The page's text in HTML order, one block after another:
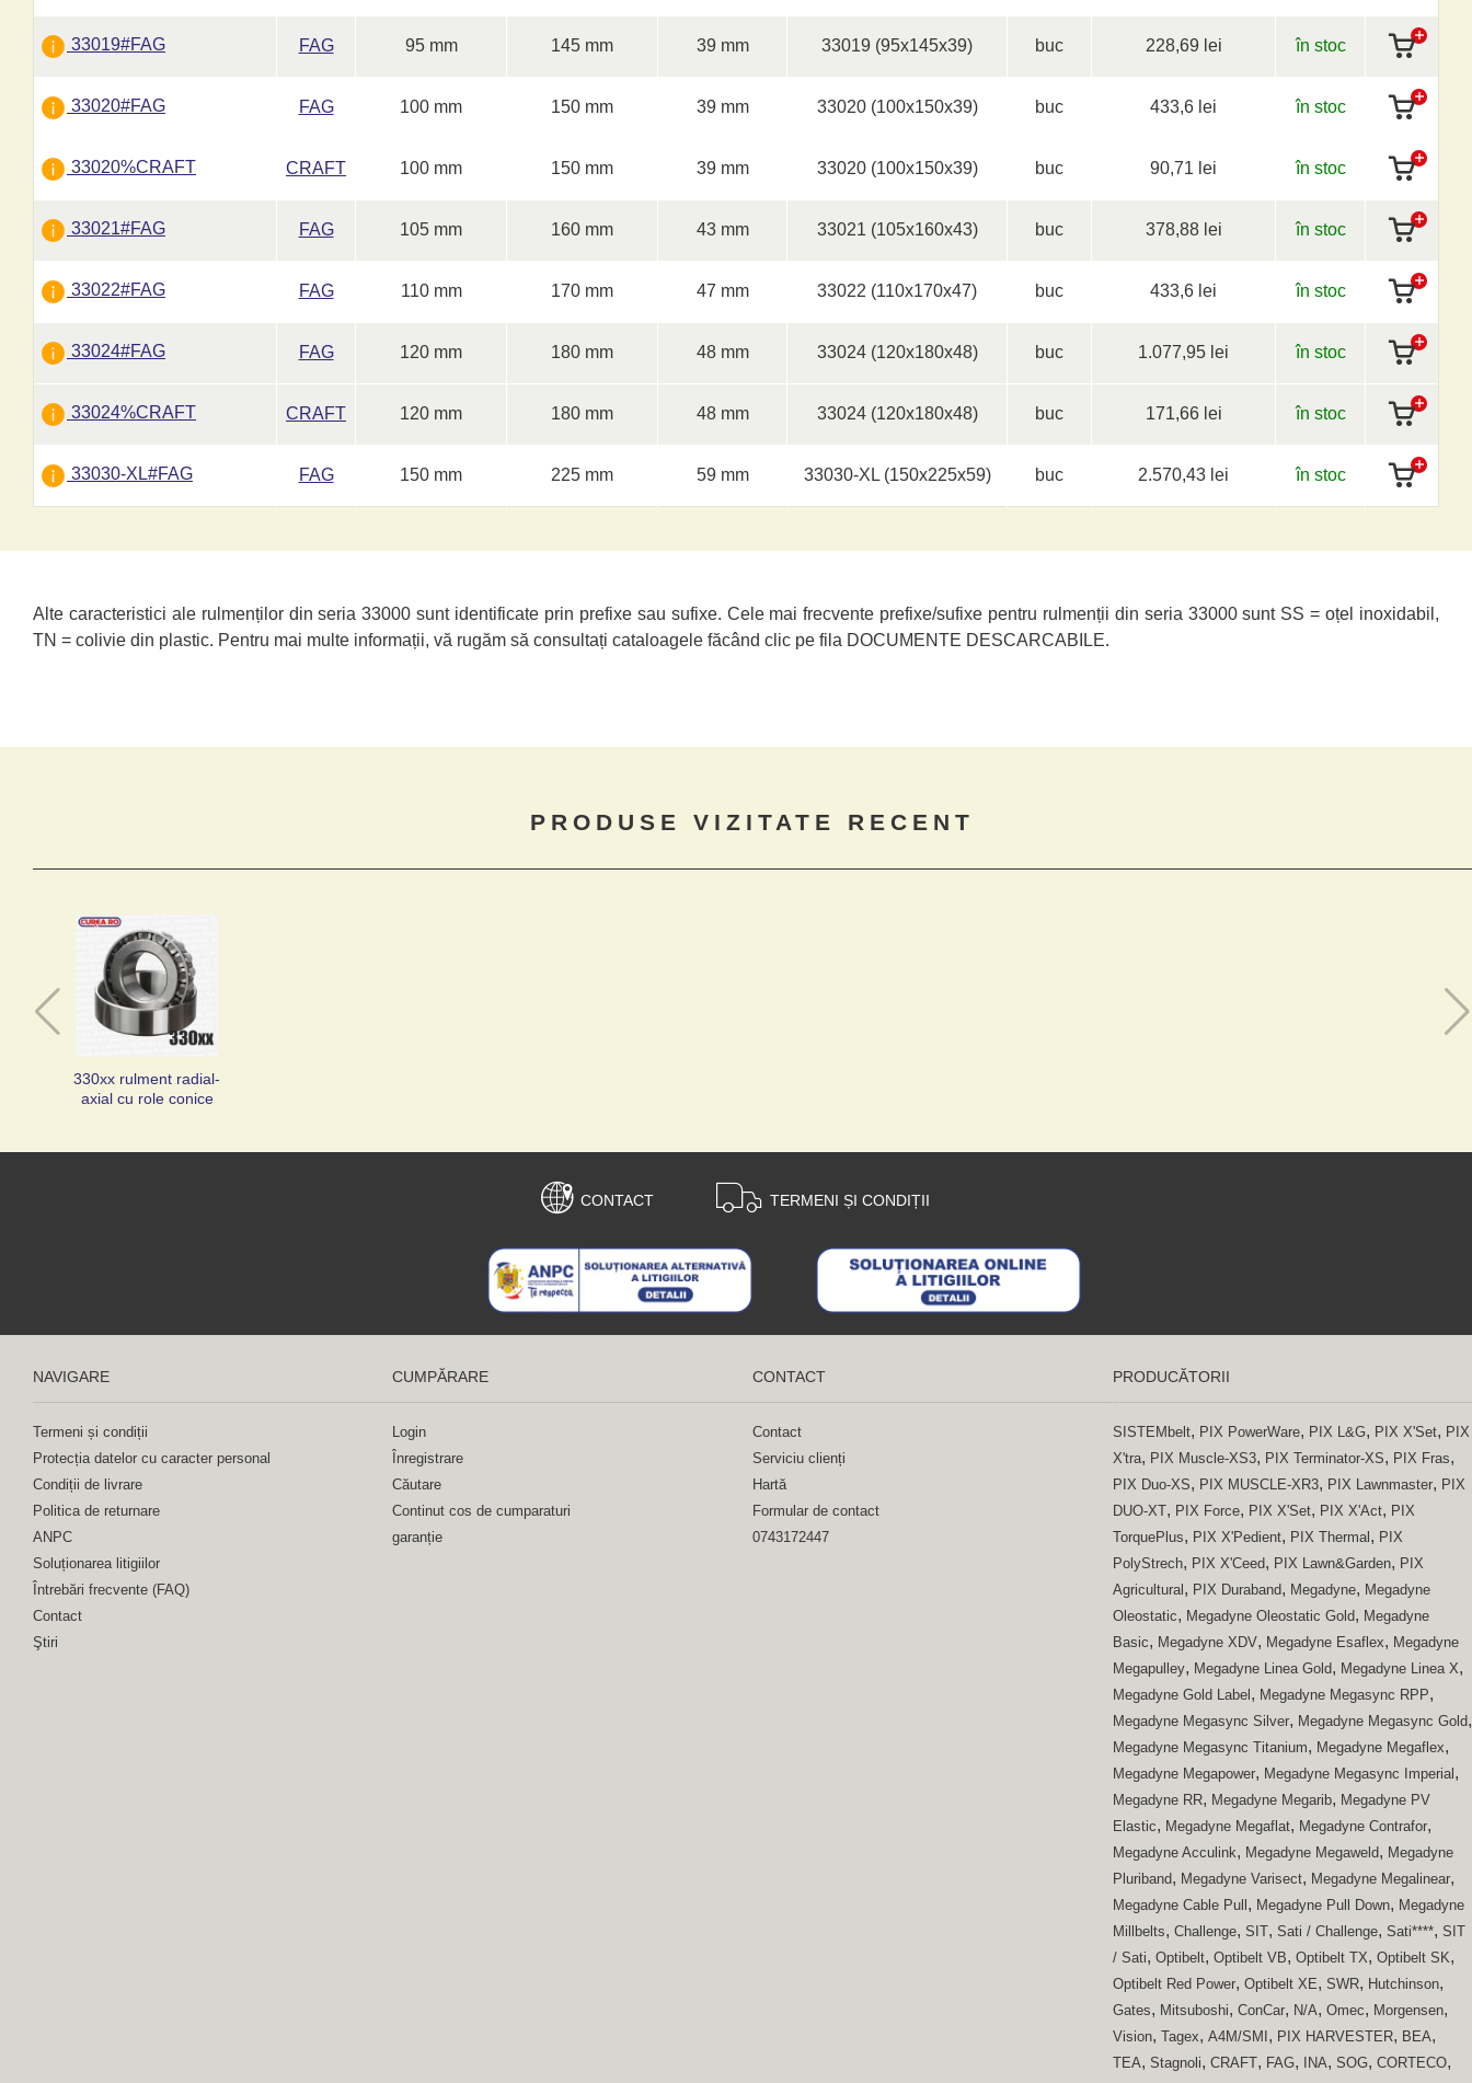
33019#FAG FAG 95 mm 145 mm 39 mm 33019 (95x145x39) buc 228,69 lei în stoc
33020#FAG FAG 100 mm 150 mm 39 mm 33020 (100x150x39) buc 433,6 lei în stoc
33020%CRAFT CRAFT 100 mm 150 mm 39 mm 33020 (100x150x39) buc 90,71 lei în stoc
33021#FAG FAG 105 mm 160 mm 43 mm 33021 (105x160x43) buc 378,88 lei în stoc
33022#FAG FAG 110 mm 170 mm 47 mm 33022 (110x170x47) buc 433,6 lei în stoc
33024#FAG FAG 120 mm 180 mm 48 mm 33024 (120x180x48) buc 1.077,95 lei în stoc
33024%CRAFT CRAFT 120 mm 180 mm 48 mm 33024 (120x180x48) buc 171,66 lei în stoc
33030-XL#FAG FAG 150 mm 225 mm 59 mm 33030-XL (150x225x59) buc 2.570,43 lei în stoc
Alte caracteristici ale rulmenților din seria 33000 sunt identificate prin prefixe sau sufixe. Cele mai frecvente prefixe/sufixe pentru rulmenții din seria 33000 sunt SS = oțel inoxidabil,
TN = colivie din plastic. Pentru mai multe informații, vă rugăm să consultați cataloagele făcând clic pe fila DOCUMENTE DESCARCABILE.
PRODUSE VIZITATE RECENT
330xx rulment radial-
axial cu role conice
CONTACT TERMENI ȘI CONDIȚII
NAVIGARE
Termeni și condiții
Protecția datelor cu caracter personal
Condiții de livrare
Politica de returnare
ANPC
Soluționarea litigiilor
Întrebări frecvente (FAQ)
Contact
Ştiri
CUMPĂRARE
Login
Înregistrare
Căutare
Continut cos de cumparaturi
garanție
CONTACT
Contact
Serviciu clienți
Hartă
Formular de contact
0743172447
PRODUCĂTORII
SISTEMbelt, PIX PowerWare, PIX L&G, PIX X'Set, PIX
X'tra, PIX Muscle-XS3, PIX Terminator-XS, PIX Fras,
PIX Duo-XS, PIX MUSCLE-XR3, PIX Lawnmaster, PIX
DUO-XT, PIX Force, PIX X'Set, PIX X'Act, PIX
TorquePlus, PIX X'Pedient, PIX Thermal , PIX
PolyStrech, PIX X'Ceed, PIX Lawn&Garden, PIX
Agricultural , PIX Duraband, Megadyne, Megadyne
Oleostatic, Megadyne Oleostatic Gold, Megadyne
Basic, Megadyne XDV, Megadyne Esaflex, Megadyne
Megapulley, Megadyne Linea Gold, Megadyne Linea X,
Megadyne Gold Label , Megadyne Megasync RPP,
Megadyne Megasync Silver, Megadyne Megasync Gold,
Megadyne Megasync Titanium, Megadyne Megaflex,
Megadyne Megapower, Megadyne Megasync Imperial ,
Megadyne RR, Megadyne Megarib, Megadyne PV
Elastic, Megadyne Megaflat, Megadyne Contrafor,
Megadyne Acculink, Megadyne Megaweld, Megadyne
Pluriband, Megadyne Varisect, Megadyne Megalinear,
Megadyne Cable Pull , Megadyne Pull Down, Megadyne
Millbelts, Challenge, SIT, Sati / Challenge, Sati****, SIT
/ Sati, Optibelt, Optibelt VB, Optibelt TX, Optibelt SK,
Optibelt Red Power, Optibelt XE, SWR, Hutchinson,
Gates, Mitsuboshi, ConCar, N/A, Omec, Morgensen,
Vision, Tagex, A4M/SMI , PIX HARVESTER, BEA,
TEA, Stagnoli, CRAFT, FAG, INA, SOG, CORTECO,